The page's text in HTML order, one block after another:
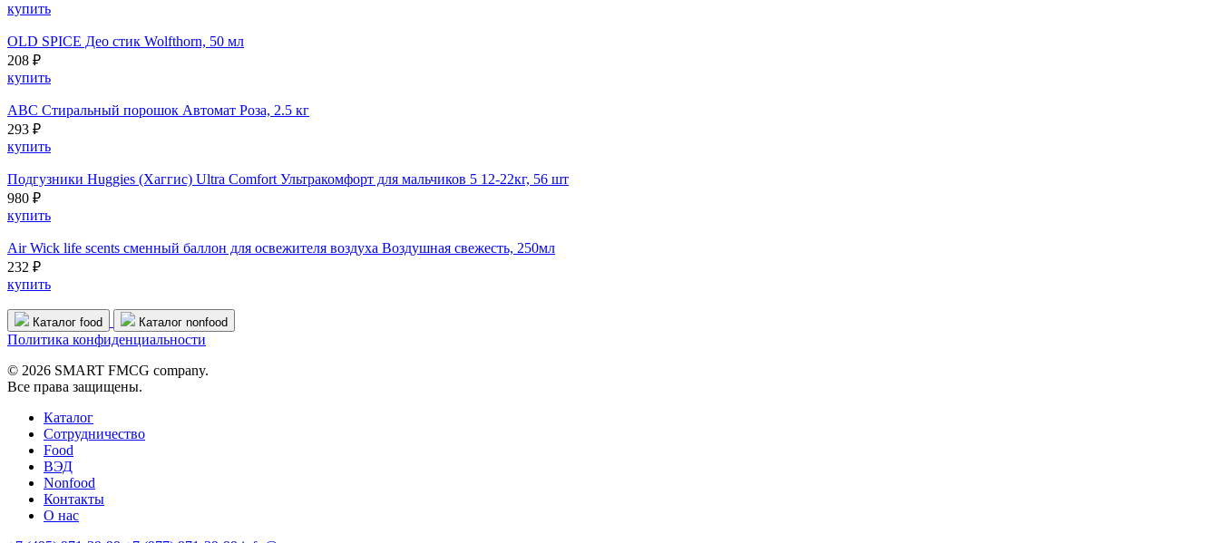
купить
OLD SPICE Део стик Wolfthorn, 50 мл
208 ₽
купить
ABC Стиральный порошок Автомат Роза, 2.5 кг
293 ₽
купить
Подгузники Huggies (Хаггис) Ultra Comfort Ультракомфорт для мальчиков 5 12-22кг, 56 шт
980 ₽
купить
Air Wick life scents cменный баллон для освежителя воздуха Воздушная свежесть, 250мл
232 ₽
купить
Каталог food Каталог nonfood
Политика конфиденциальности
© 2026 SMART FMCG company.
Все права защищены.
Каталог
Cотрудничество
Food
ВЭД
Nonfood
Контакты
О нас